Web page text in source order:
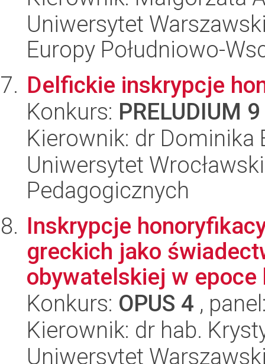
Uniwersytet
Europy Południowo-
Delfickie inskrypcje
Konkurs: PRELUDIUM 9
Kierownik: dr Dominika
Uniwersytet
Pedagogicznych
Inskrypcje
greckich jako
obywatelskiej w epoce
Konkurs: OPUS 4 ,
Kierownik: dr hab.
Uniwersytet